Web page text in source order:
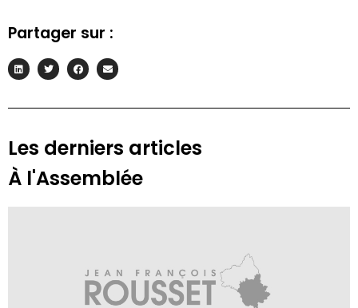
Partager sur :
Les derniers articles
À l'Assemblée